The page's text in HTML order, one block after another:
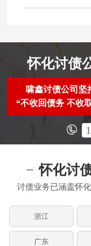
怀化讨债
啸鑫讨债公司坚
“不收回债务 不收
怀化讨
讨债业务已涵盖怀
浙江
广东